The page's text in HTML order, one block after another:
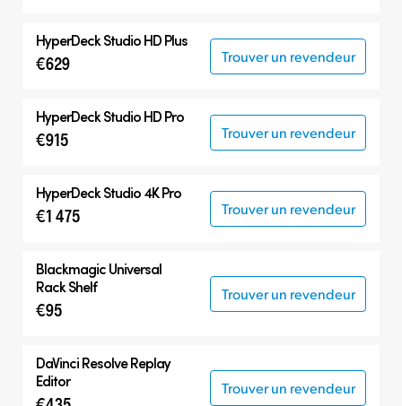
HyperDeck Studio HD Plus
€629 Trouver un revendeur
HyperDeck Studio HD Pro
€915 Trouver un revendeur
HyperDeck Studio 4K Pro
€1 475 Trouver un revendeur
Blackmagic Universal
Rack Shelf
€95
Trouver un revendeur
DaVinci ResolveReplay
Editor
Trouver un revendeur